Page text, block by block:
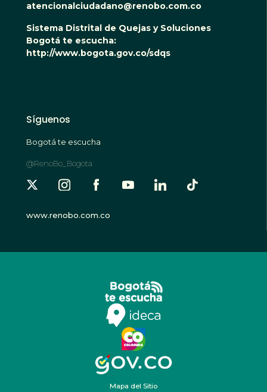
atencionalciudadano@renobo.com.co
Sistema Distrital de Quejas y Soluciones
Bogotá te escucha:
http://www.bogota.gov.co/sdqs
Síguenos
Bogotá te escucha
@RenoBo_Bogota
www.renobo.com.co
Mapa del Sitio